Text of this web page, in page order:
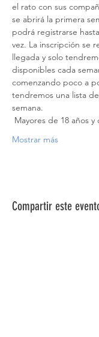
el rato con sus
se abrirá la primera
podrá registrarse
vez. La inscripción se
llegada y solo
disponibles cada
comenzando poco a
tendremos una lista
semana.
Mayores de 18 años
Mostrar más
Compartir este